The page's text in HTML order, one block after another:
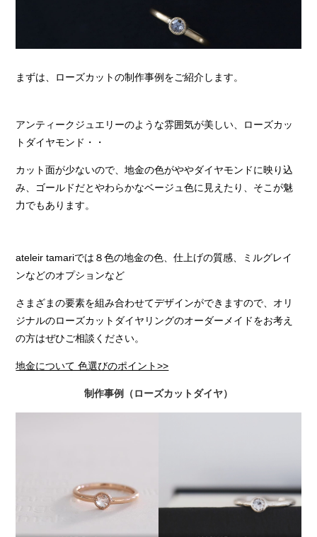
まずは、ローズカットの制作事例をご紹介します。
アンティークジュエリーのような雰囲気が美しい、ローズカッ
トダイヤモンド・・
カット面が少ないので、地金の色がややダイヤモンドに映り込
み、ゴールドだとやわらかなベージュ色に見えたり、そこが魅
力でもあります。
ateleir tamariでは８色の地金の色、仕上げの質感、ミルグレイ
ンなどのオプションなど
さまざまの要素を組み合わせてデザインができますので、オリ
ジナルのローズカットダイヤリングのオーダーメイドをお考え
の方はぜひご相談ください。
地金について 色選びのポイント>>
制作事例（ローズカットダイヤ）